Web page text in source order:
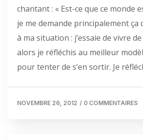
chantant : « Est-ce que ce monde
je me demande principalement ça
à ma situation : j’essaie de vivre de
alors je réfléchis au meilleur
pour tenter de s’en sortir. Je
NOVEMBRE 26, 2012 / 0 COMMENTAIRES